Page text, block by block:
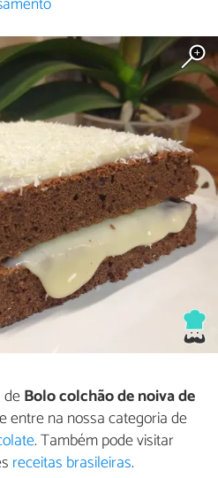
Bolo colchão de noiva de
entre na nossa categoria de
. Também pode visitar
receitas brasileiras.